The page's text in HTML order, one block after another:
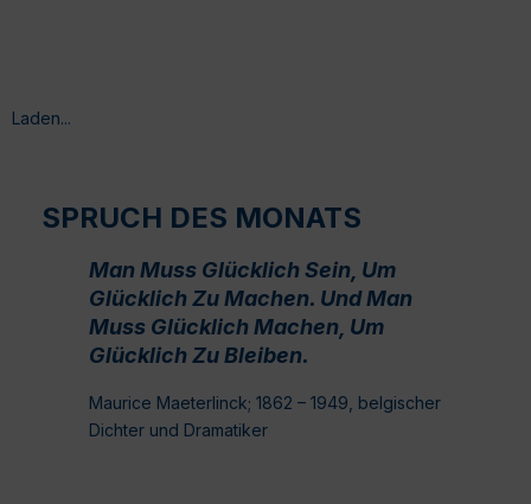
Laden...
SPRUCH DES MONATS
Man Muss Glücklich Sein, Um
Glücklich Zu Machen. Und Man
Muss Glücklich Machen, Um
Glücklich Zu Bleiben.
Maurice Maeterlinck; 1862 – 1949, belgischer
Dichter und Dramatiker